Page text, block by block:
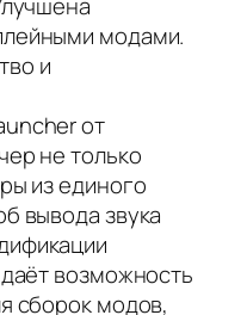
модами.
и
от
не только
из единого
вывода звука
возможность
сборок модов,